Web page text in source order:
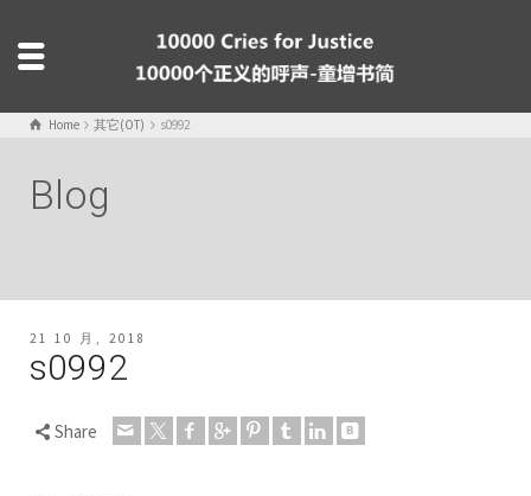
Home 其它(OT) s0992
Blog
21 10 月, 2018
s0992
Share